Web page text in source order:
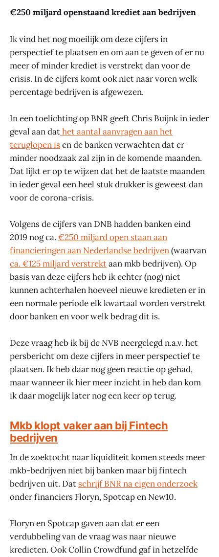
€250 miljard openstaand krediet aan bedrijven
Ik vind het nog moeilijk om deze cijfers in
perspectief te plaatsen en om aan te geven of er nu
meer of minder krediet is verstrekt dan voor de
crisis. In de cijfers komt ook niet naar voren welk
percentage bedrijven is afgewezen.
In een toelichting op BNR geeft Chris Buijnk in ieder
geval aan dathet aantal aanvragen aan het
teruglopen isen de banken verwachten dat er
minder noodzaak zal zijn in de komende maanden.
Dat lijkt er op te wijzen dat het de laatste maanden
in ieder geval een heel stuk drukker is geweest dan
voor de corona-crisis.
Volgens de cijfers van DNB hadden banken eind
2019 nog ca. €250 miljard open staan aan
financieringen aan Nederlandse bedrijven(waarvan
ca. €125 miljard verstrektaan mkb bedrijven). Op
basis van deze cijfers heb ik echter (nog) niet
kunnen achterhalen hoeveel nieuwe kredieten er in
een normale periode elk kwartaal worden verstrekt
door banken en voor welk bedrag dit is.
Deze vraag heb ik bij de NVB neergelegd n.a.v. het
persbericht om deze cijfers in meer perspectief te
plaatsen. Ik heb daar nog geen reactie op gehad,
maar wanneer ik hier meer inzicht in heb dan kom
ik daar mogelijk later nog een keer op terug.
Mkb klopt vaker aan bij Fintech
bedrijven
In de zoektocht naar liquiditeit komen steeds meer
mkb-bedrijven niet bij banken maar bij fintech
bedrijven uit. Dat schrijf BNR na eigen onderzoek
onder financiers Floryn, Spotcap en New10.
Floryn en Spotcap gaven aan dat er een
verdubbeling van de vraag was naar nieuwe
kredieten. Ook Collin Crowdfund gaf in hetzelfde